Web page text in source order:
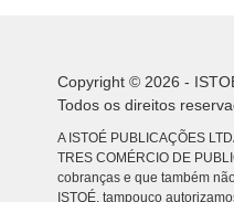
Copyright © 2026 -
Todos os direitos
A ISTOÉ PUBLICAÇÕES
TRES COMÉRCIO DE
cobranças e que também
ISTOÉ, tampouco